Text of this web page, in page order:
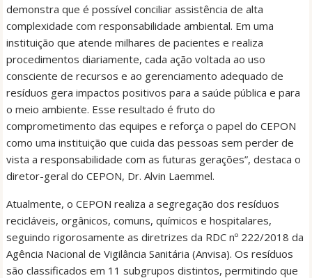
demonstra que é possível conciliar assistência de alta
complexidade com responsabilidade ambiental. Em uma
instituição que atende milhares de pacientes e realiza
procedimentos diariamente, cada ação voltada ao uso
consciente de recursos e ao gerenciamento adequado de
resíduos gera impactos positivos para a saúde pública e para
o meio ambiente. Esse resultado é fruto do
comprometimento das equipes e reforça o papel do CEPON
como uma instituição que cuida das pessoas sem perder de
vista a responsabilidade com as futuras gerações”, destaca o
diretor-geral do CEPON, Dr. Alvin Laemmel.
Atualmente, o CEPON realiza a segregação dos resíduos
recicláveis, orgânicos, comuns, químicos e hospitalares,
seguindo rigorosamente as diretrizes da RDC nº 222/2018 da
Agência Nacional de Vigilância Sanitária (Anvisa). Os resíduos
são classificados em 11 subgrupos distintos, permitindo que